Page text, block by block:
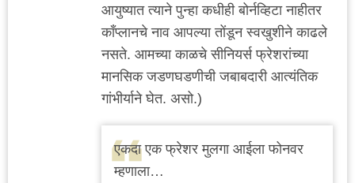
आयुष्यात त्याने पुन्हा कधीही बोर्नव्हिटा नाहीतर
काँप्लानचे नाव आपल्या तोंडून स्वखुशीने काढले
नसते. आमच्या काळचे सीनियर्स फ्रेशरांच्या
मानसिक जडणघडणीची जबाबदारी आत्यंतिक
गांभीर्याने घेत. असो.)
एकदा एक फ्रेशर मुलगा आईला फोनवर
म्हणाला…